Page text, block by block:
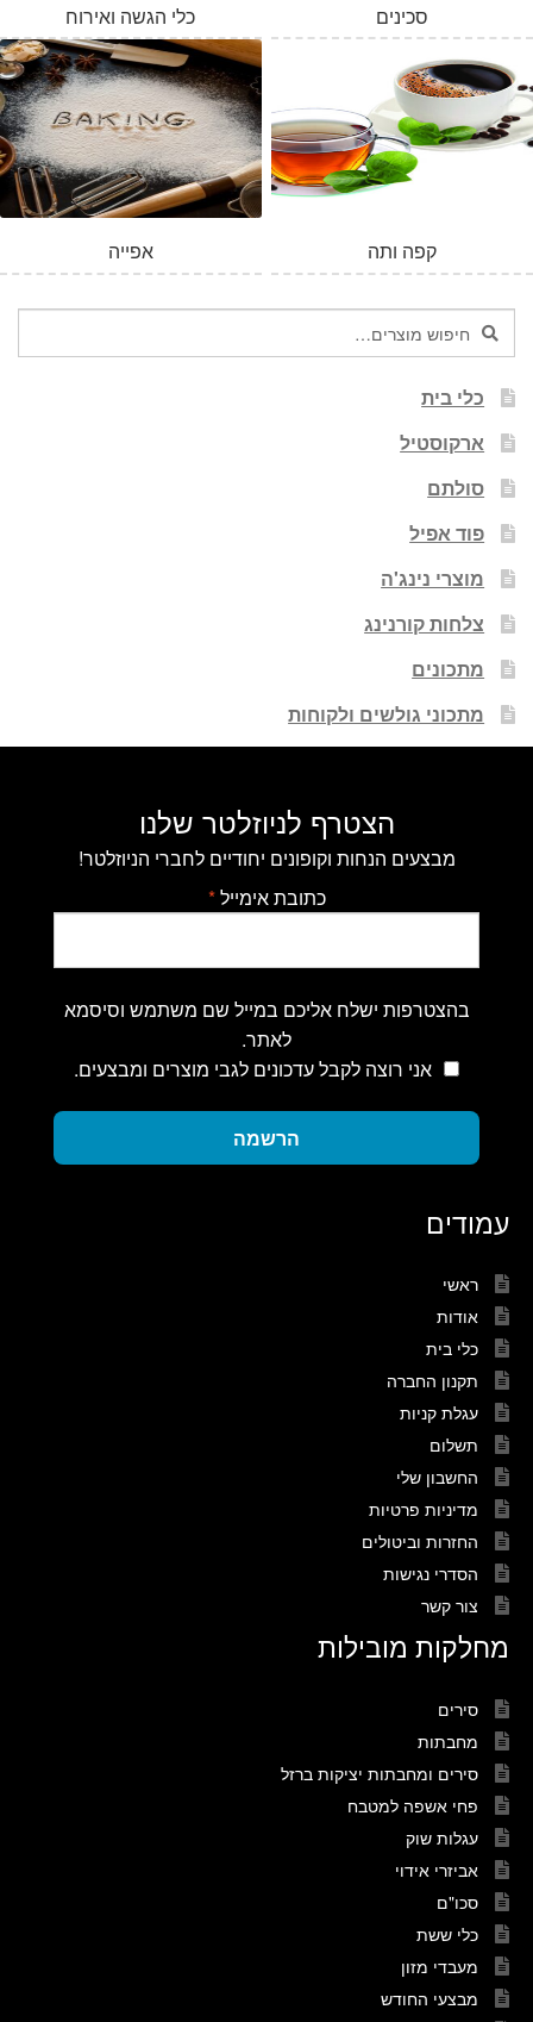
המלאי אזל
כלי הגשה ואירוח סכינים
אפייה קפה ותה
חיפוש
עבור:
חיפוש
כלי בית
ארקוסטיל
סולתם
פוד אפיל
מוצרי נינג'ה
צלחות קורנינג
מתכונים
מתכוני גולשים ולקוחות
הצטרף לניוזלטר שלנו
מבצעים הנחות וקופונים יחודיים לחברי הניוזלטר!
כתובת אימייל*
בהצטרפות ישלח אליכם במייל שם משתמש וסיסמא
לאתר.
אני רוצה לקבל עדכונים לגבי מוצרים ומבצעים.
הרשמה
עמודים
ראשי
אודות
כלי בית
תקנון החברה
עגלת קניות
תשלום
החשבון שלי
מדיניות פרטיות
החזרות וביטולים
הסדרי נגישות
צור קשר
מחלקות מובילות
סירים
מחבתות
סירים ומחבתות יציקות ברזל
פחי אשפה למטבח
עגלות שוק
אביזרי אידוי
סכו"ם
כלי ששת
מעבדי מזון
מבצעי החודש